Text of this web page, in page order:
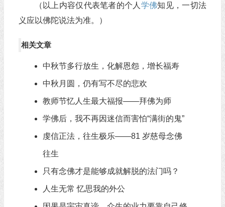
（以上内容仅代表笔者的个人 学佛知见，一切法
义应以佛陀说法为准。）
相关文章
中秋节多行放生，化解恩怨，增长福寿
中秋月圆，仍有写不尽的悲欢
教师节忆人生最大福报——拜佛为师
学佛后，我不再因迷信而害怕“满街的鬼”
虔信正法，往生极乐——81 岁慈母念佛
往生
只有念佛才是能够成就解脱的法门吗？
人生无常 忆思我的外公